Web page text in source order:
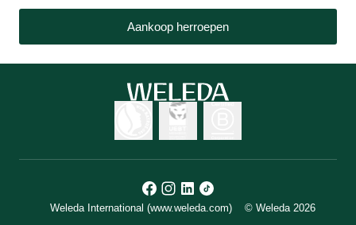
Aankoop herroepen
Weleda International (www.weleda.com) © Weleda 2026